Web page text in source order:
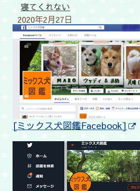
寝てくれない
2020年2月27日
[ミックス犬図鑑Facebook]